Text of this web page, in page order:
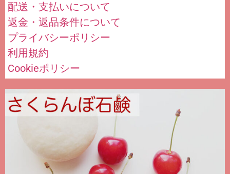
配送・支払いについて
返金・返品条件について
プライバシーポリシー
利用規約
Cookieポリシー